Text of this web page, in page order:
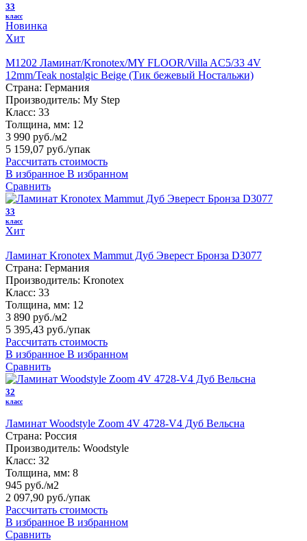
33
класс
Новинка
Хит
M1202 Ламинат/Kronotex/MY FLOOR/Villa AC5/33 4V
12mm/Teak nostalgic Beige (Тик бежевый Ностальжи)
Страна: Германия
Производитель: My Step
Класс: 33
Толщина, мм: 12
3 990 руб./м2
5 159,07 руб./упак
Рассчитать стоимость
В избранное В избранном
Сравнить
33
класс
Хит
Ламинат Kronotex Mammut Дуб Эверест Бронза D3077
Страна: Германия
Производитель: Kronotex
Класс: 33
Толщина, мм: 12
3 890 руб./м2
5 395,43 руб./упак
Рассчитать стоимость
В избранное В избранном
Сравнить
32
класс
Ламинат Woodstyle Zoom 4V 4728-V4 Дуб Вельсна
Страна: Россия
Производитель: Woodstyle
Класс: 32
Толщина, мм: 8
945 руб./м2
2 097,90 руб./упак
Рассчитать стоимость
В избранное В избранном
Сравнить